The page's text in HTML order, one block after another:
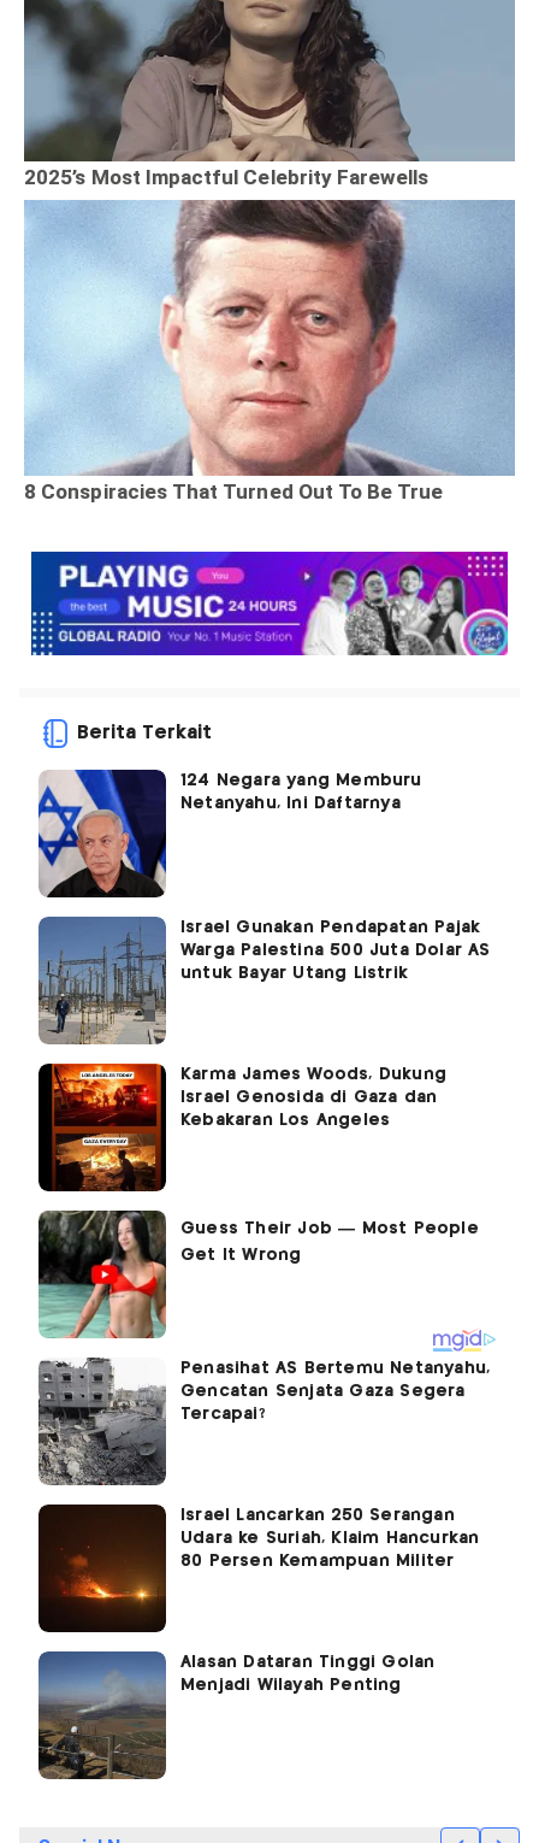
Berita Terkait
124 Negara yang Memburu
Netanyahu, Ini Daftarnya
Israel Gunakan Pendapatan Pajak
Warga Palestina 500 Juta Dolar AS
untuk Bayar Utang Listrik
Karma James Woods, Dukung
Israel Genosida di Gaza dan
Kebakaran Los Angeles
Penasihat AS Bertemu Netanyahu,
Gencatan Senjata Gaza Segera
Tercapai?
Israel Lancarkan 250 Serangan
Udara ke Suriah, Klaim Hancurkan
80 Persen Kemampuan Militer
Alasan Dataran Tinggi Golan
Menjadi Wilayah Penting